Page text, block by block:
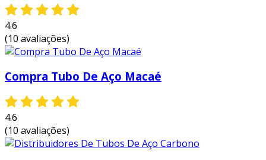
mercado, atubobom
fornecer produtos de qualidade, atendendo às
necessidades específicas de seus clientes e
garantindo a excelência em cada projeto. essa
obras que exigem materiais robustos e de alta
performance.
4.6
(10 avaliações)
Compra Tubo De Aço Macaé
4.6
(10 avaliações)